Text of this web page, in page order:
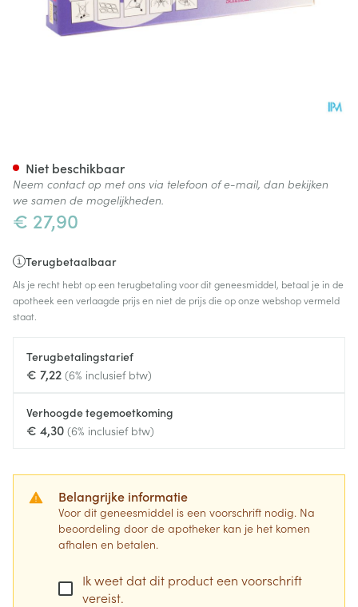
€ 27,90
Terugbetaalbaar
Als je recht hebt op een terugbetaling voor dit geneesmiddel, betaal je in de
apotheek een verlaagde prijs en niet de prijs die op onze webshop vermeld
staat.
Terugbetalingstarief
€ 7,22 (6% inclusief btw)
Verhoogde tegemoetkoming
€ 4,30 (6% inclusief btw)
Belangrijke informatie
Voor dit geneesmiddel is een voorschrift nodig. Na
beoordeling door de apotheker kan je het komen
afhalen en betalen.
Ik weet dat dit product een voorschrift
vereist.
Niet beschikbaar
Neem contact op met ons via telefoon of e-mail, dan bekijken
we samen de mogelijkheden.